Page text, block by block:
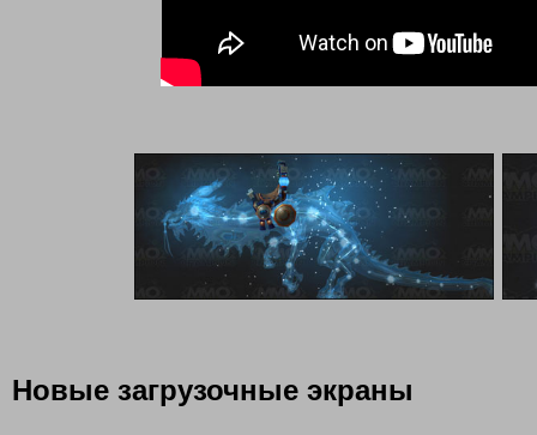
Новые загрузочные экраны